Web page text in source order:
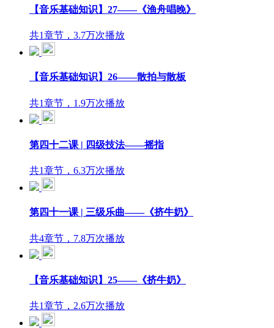
【音乐基础知识】27——《渔舟唱晚》
共1章节，3.7万次播放
【音乐基础知识】26——散拍与散板
共1章节，1.9万次播放
第四十二课 | 四级技法——摇指
共1章节，6.3万次播放
第四十一课 | 三级乐曲——《挤牛奶》
共4章节，7.8万次播放
【音乐基础知识】25——《挤牛奶》
共1章节，2.6万次播放